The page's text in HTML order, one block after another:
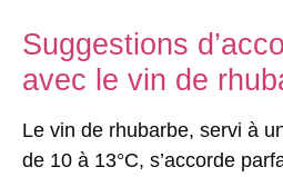
Suggestions
avec le vin de
Le vin de rhubarbe, servi à
de 10 à 13°C, s’accorde